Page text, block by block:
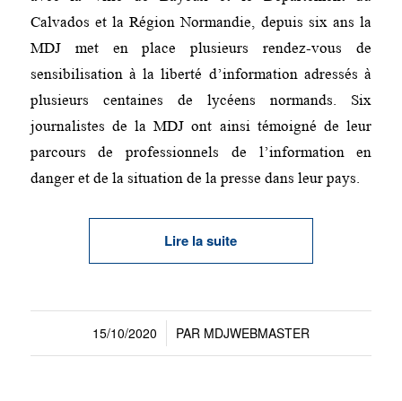
Calvados et la Région Normandie, depuis six ans la
MDJ met en place plusieurs rendez-vous de
sensibilisation à la liberté d’information adressés à
plusieurs centaines de lycéens normands. Six
journalistes de la MDJ ont ainsi témoigné de leur
parcours de professionnels de l’information en
danger et de la situation de la presse dans leur pays.
Lire la suite
15/10/2020
/ PAR MDJWEBMASTER